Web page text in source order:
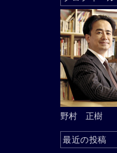
野村 正樹
最近の投稿